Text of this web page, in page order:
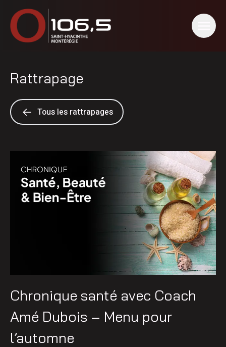
Rattrapage
Tous les rattrapages
Chronique santé avec Coach
Amé Dubois – Menu pour
l’automne